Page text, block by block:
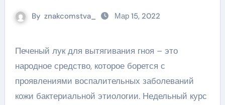
By znakcomstva_ Мар 15, 2022
Печеный лук для вытягивания гноя – это
народное средство, которое борется с
проявлениями воспалительных заболеваний
кожи бактериальной этиологии. Недельный курс